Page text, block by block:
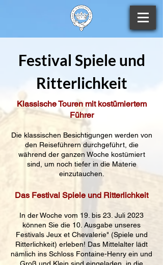
Festival Spiele und
Ritterlichkeit
Klassische Touren mit kostümiertem
Führer
Die klassischen Besichtigungen werden von
den Reiseführern durchgeführt, die
während der ganzen Woche kostümiert
sind, um noch tiefer in die Materie
einzutauchen.
Das Festival Spiele und Ritterlichkeit
In der Woche vom 19. bis 23. Juli 2023
können Sie die 10. Ausgabe unseres
Festivals Jeux et Chevalerie" (Spiele und
Ritterlichkeit) erleben! Das Mittelalter lädt
nämlich ins Schloss Fontaine-Henry ein und